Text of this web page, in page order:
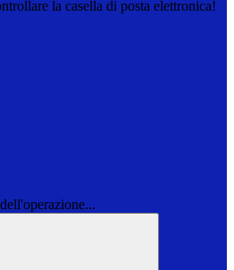
la casella di posta elettronica!